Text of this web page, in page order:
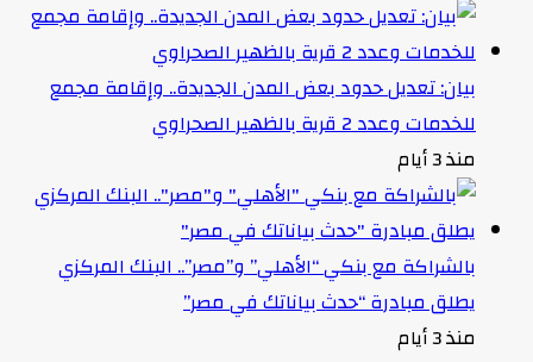
بيان: تعديل حدود بعض المدن الجديدة.. وإقامة مجمع
للخدمات وعدد 2 قرية بالظهير الصحراوي
منذ 3 أيام
بالشراكة مع بنكي “الأهلي” و”مصر”.. البنك المركزي
يطلق مبادرة “حدث بياناتك في مصر”
منذ 3 أيام